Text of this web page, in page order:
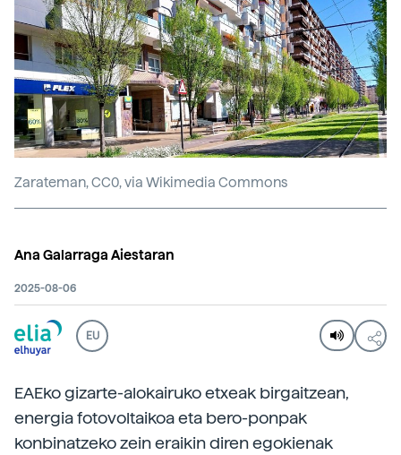
Zarateman, CC0, via Wikimedia Commons
Ana Galarraga Aiestaran
2025-08-06
EU
EAEko gizarte-alokairuko etxeak birgaitzean,
energia fotovoltaikoa eta bero-ponpak
konbinatzeko zein eraikin diren egokienak